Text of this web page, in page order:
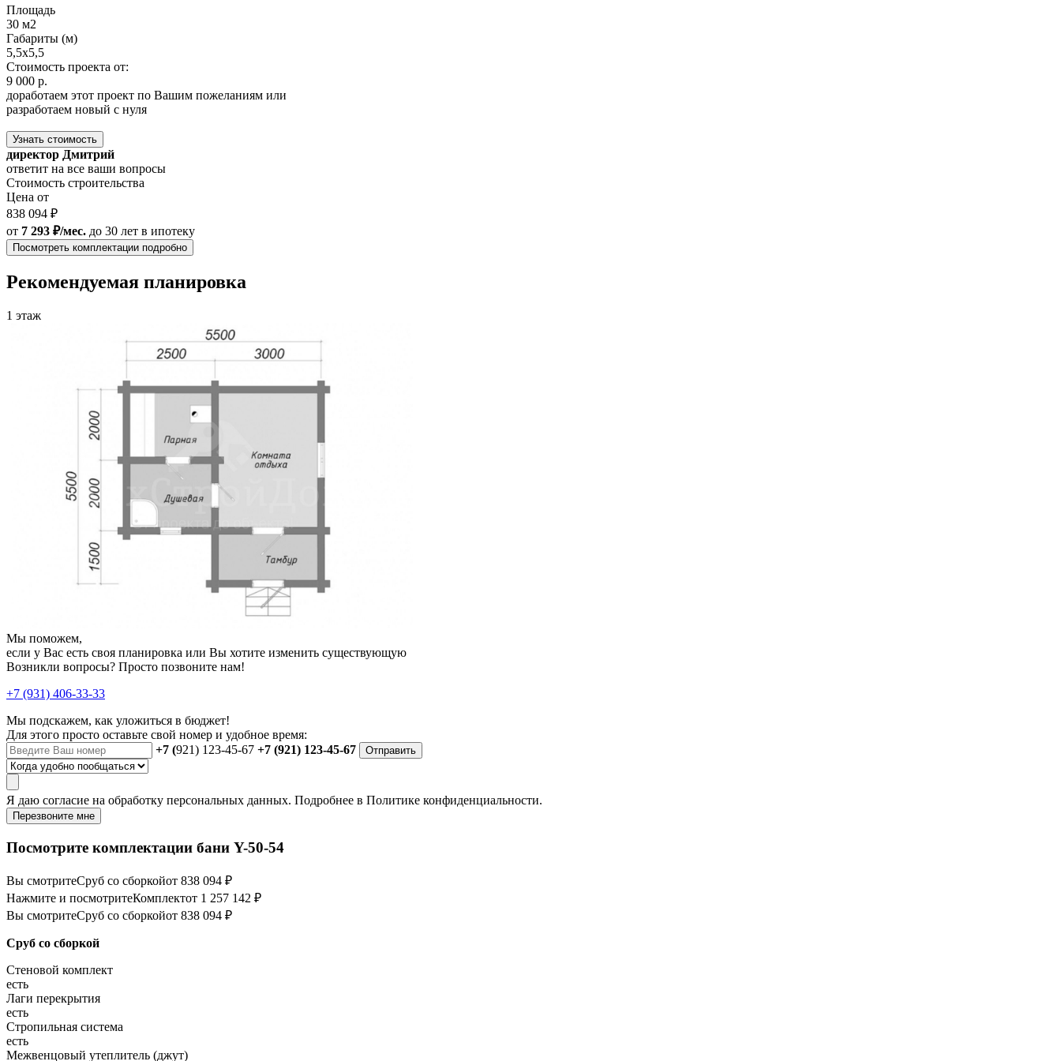
Площадь
30 м2
Габариты (м)
5,5x5,5
Стоимость проекта от:
9 000 р.
доработаем этот проект по Вашим пожеланиям или
разработаем новый с нуля
Узнать стоимость
директор Дмитрий
ответит на все ваши вопросы
Стоимость строительства
Цена от
838 094 ₽
от 7 293 ₽/мес. до 30 лет в ипотеку
Посмотреть комплектации подробно
Рекомендуемая планировка
1 этаж
Мы поможем,
если у Вас есть своя планировка или Вы хотите изменить существующую
Возникли вопросы? Просто позвоните нам!
+7 (931) 406-33-33
Мы подскажем, как уложиться в бюджет!
Для этого просто оставьте свой номер и удобное время:
+7 (921) 123-45-67 +7 (921) 123-45-67 Отправить
Я даю согласие на обработку персональных данных. Подробнее в Политике конфиденциальности.
Перезвоните мне
Посмотрите комплектации бани Y-50-54
Вы смотритеСруб со сборкойот 838 094 ₽
Нажмите и посмотритеКомплектот 1 257 142 ₽
Вы смотритеСруб со сборкойот 838 094 ₽
Сруб со сборкой
Стеновой комплект
есть
Лаги перекрытия
есть
Стропильная система
есть
Межвенцовый утеплитель (джут)